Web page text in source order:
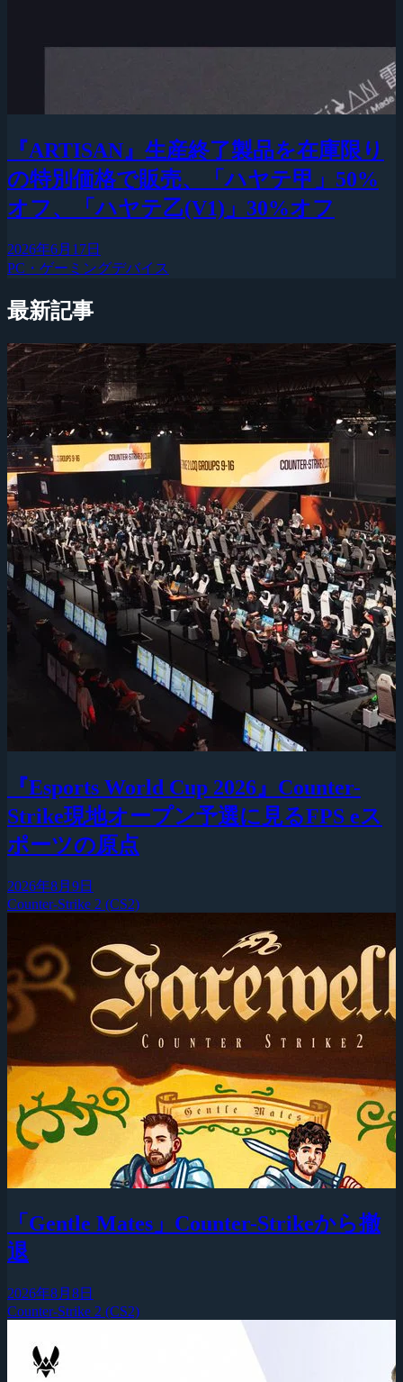
『ARTISAN』生産終了製品を在庫限り
の特別価格で販売、「ハヤテ甲」50%
オフ、「ハヤテ乙(V1)」30%オフ
2026年6月17日
PC・ゲーミングデバイス
最新記事
『Esports World Cup 2026』Counter-
Strike現地オープン予選に見るFPS eス
ポーツの原点
2026年8月9日
Counter-Strike 2 (CS2)
「Gentle Mates」Counter-Strikeから撤
退
2026年8月8日
Counter-Strike 2 (CS2)